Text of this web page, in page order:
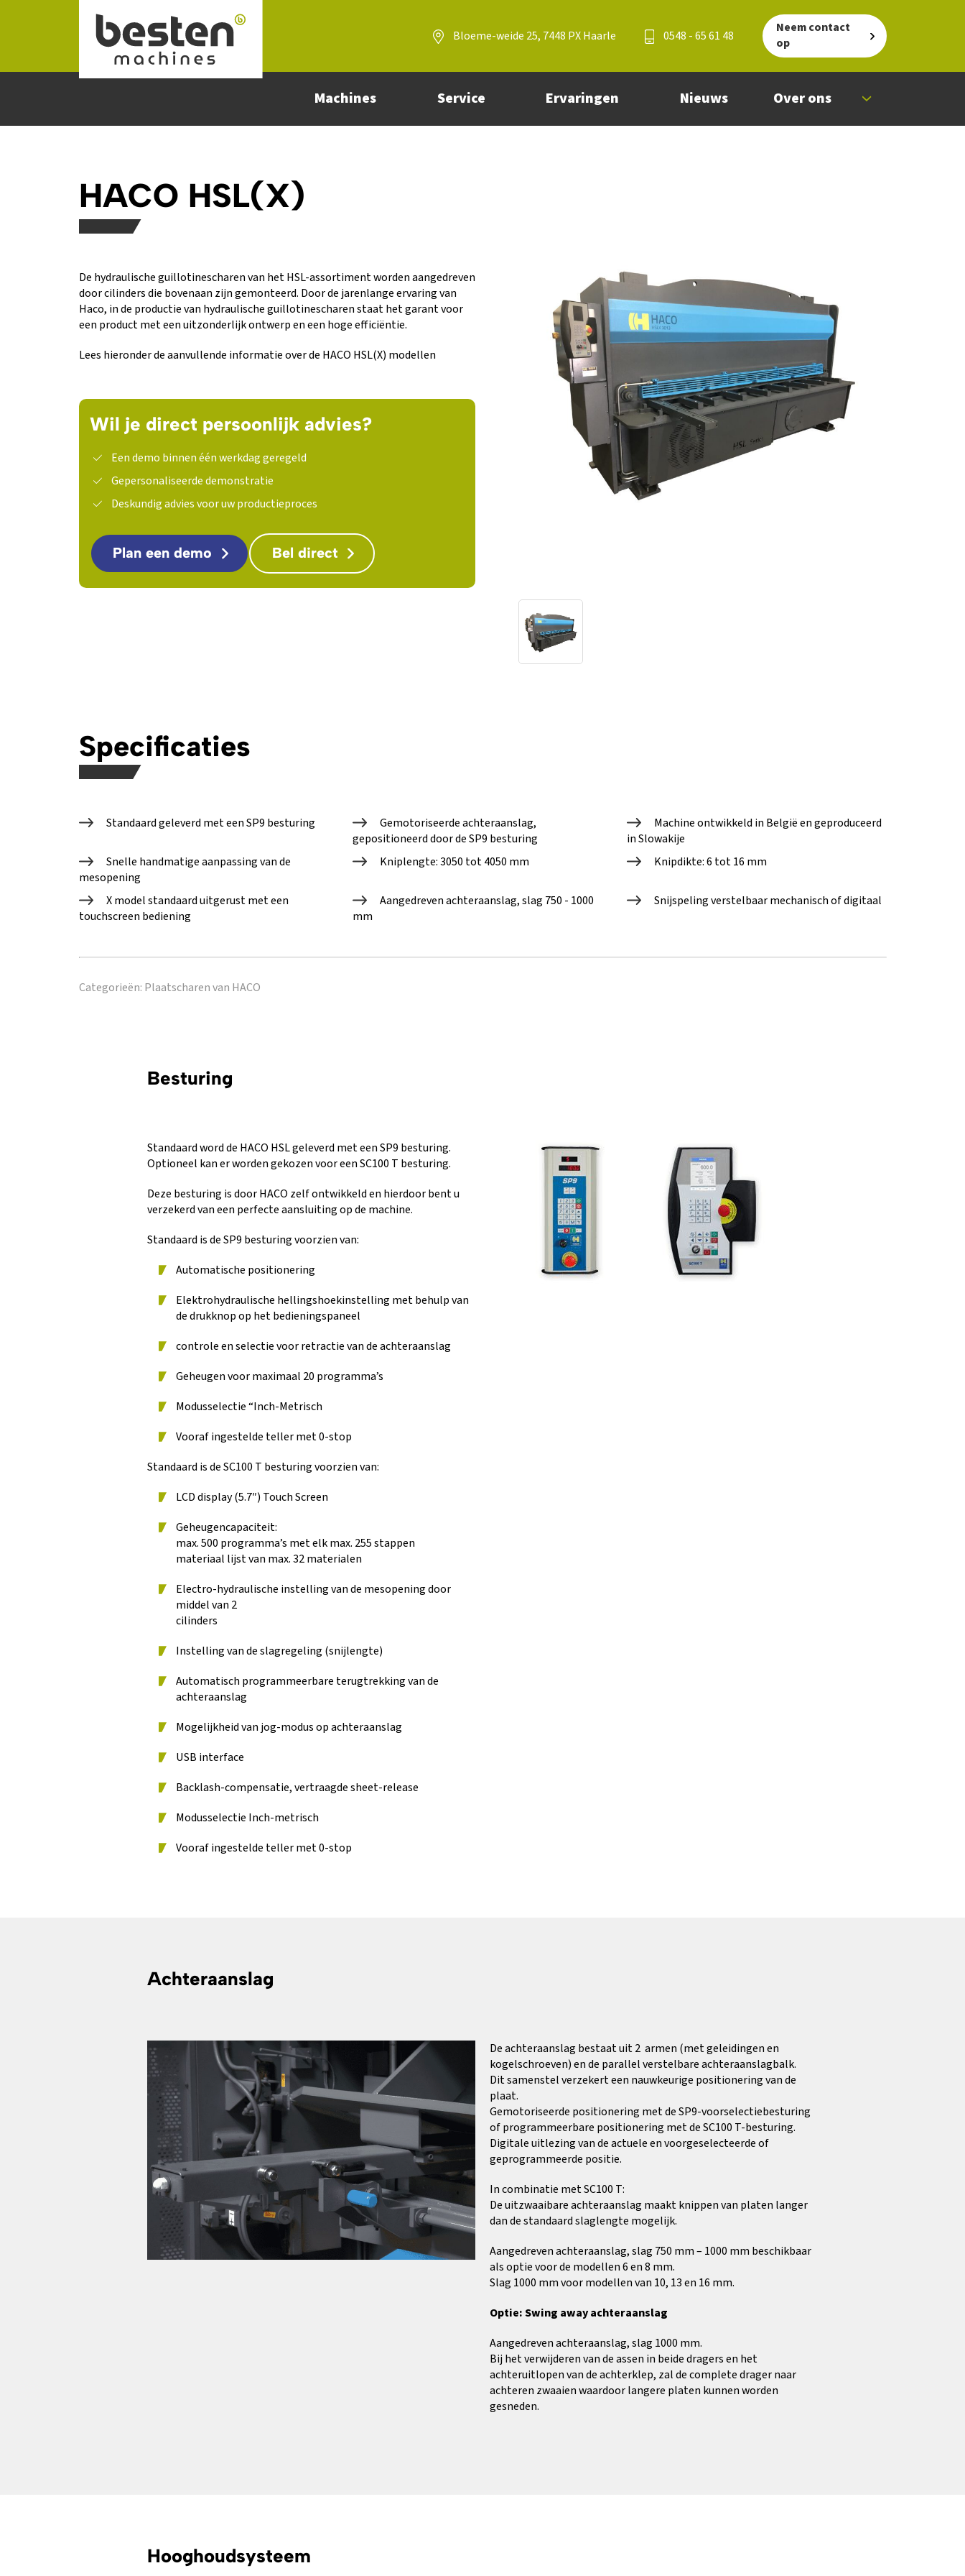
Naar hoofdinhoud
Bloeme-weide 25, 7448 PX Haarle 0548 - 65 61 48
Neem contact
op
Machines Service Ervaringen Nieuws Over ons
HACO HSL(X)
De hydraulische guillotinescharen van het HSL-assortiment worden aangedreven
door cilinders die bovenaan zijn gemonteerd. Door de jarenlange ervaring van
Haco, in de productie van hydraulische guillotinescharen staat het garant voor
een product met een uitzonderlijk ontwerp en een hoge efficiëntie.
Lees hieronder de aanvullende informatie over de HACO HSL(X) modellen
Wil je direct persoonlijk advies?
Een demo binnen één werkdag geregeld
Gepersonaliseerde demonstratie
Deskundig advies voor uw productieproces
Plan een demo Bel direct
Specificaties
Standaard geleverd met een SP9 besturing
Gemotoriseerde achteraanslag,
gepositioneerd door de SP9 besturing
Machine ontwikkeld in België en geproduceerd
in Slowakije
Snelle handmatige aanpassing van de
mesopening
Kniplengte: 3050 tot 4050 mm Knipdikte: 6 tot 16 mm
X model standaard uitgerust met een
touchscreen bediening
Aangedreven achteraanslag, slag 750 - 1000
mm
Snijspeling verstelbaar mechanisch of digitaal
Categorieën: Plaatscharen van HACO
Besturing
Standaard word de HACO HSL geleverd met een SP9 besturing.
Optioneel kan er worden gekozen voor een SC100 T besturing.
Deze besturing is door HACO zelf ontwikkeld en hierdoor bent u
verzekerd van een perfecte aansluiting op de machine.
Standaard is de SP9 besturing voorzien van:
Automatische positionering
Elektrohydraulische hellingshoekinstelling met behulp van
de drukknop op het bedieningspaneel
controle en selectie voor retractie van de achteraanslag
Geheugen voor maximaal 20 programma’s
Modusselectie “Inch-Metrisch
Vooraf ingestelde teller met 0-stop
Standaard is de SC100 T besturing voorzien van:
LCD display (5.7″) Touch Screen
Geheugencapaciteit:
max. 500 programma’s met elk max. 255 stappen
materiaal lijst van max. 32 materialen
Electro-hydraulische instelling van de mesopening door
middel van 2
cilinders
Instelling van de slagregeling (snijlengte)
Automatisch programmeerbare terugtrekking van de
achteraanslag
Mogelijkheid van jog-modus op achteraanslag
USB interface
Backlash-compensatie, vertraagde sheet-release
Modusselectie Inch-metrisch
Vooraf ingestelde teller met 0-stop
Achteraanslag
De achteraanslag bestaat uit 2 armen (met geleidingen en
kogelschroeven) en de parallel verstelbare achteraanslagbalk.
Dit samenstel verzekert een nauwkeurige positionering van de
plaat.
Gemotoriseerde positionering met de SP9-voorselectiebesturing
of programmeerbare positionering met de SC100 T-besturing.
Digitale uitlezing van de actuele en voorgeselecteerde of
geprogrammeerde positie.
In combinatie met SC100 T:
De uitzwaaibare achteraanslag maakt knippen van platen langer
dan de standaard slaglengte mogelijk.
Aangedreven achteraanslag, slag 750 mm – 1000 mm beschikbaar
als optie voor de modellen 6 en 8 mm.
Slag 1000 mm voor modellen van 10, 13 en 16 mm.
Optie: Swing away achteraanslag
Aangedreven achteraanslag, slag 1000 mm.
Bij het verwijderen van de assen in beide dragers en het
achteruitlopen van de achterklep, zal de complete drager naar
achteren zwaaien waardoor langere platen kunnen worden
gesneden.
Hooghoudsysteem